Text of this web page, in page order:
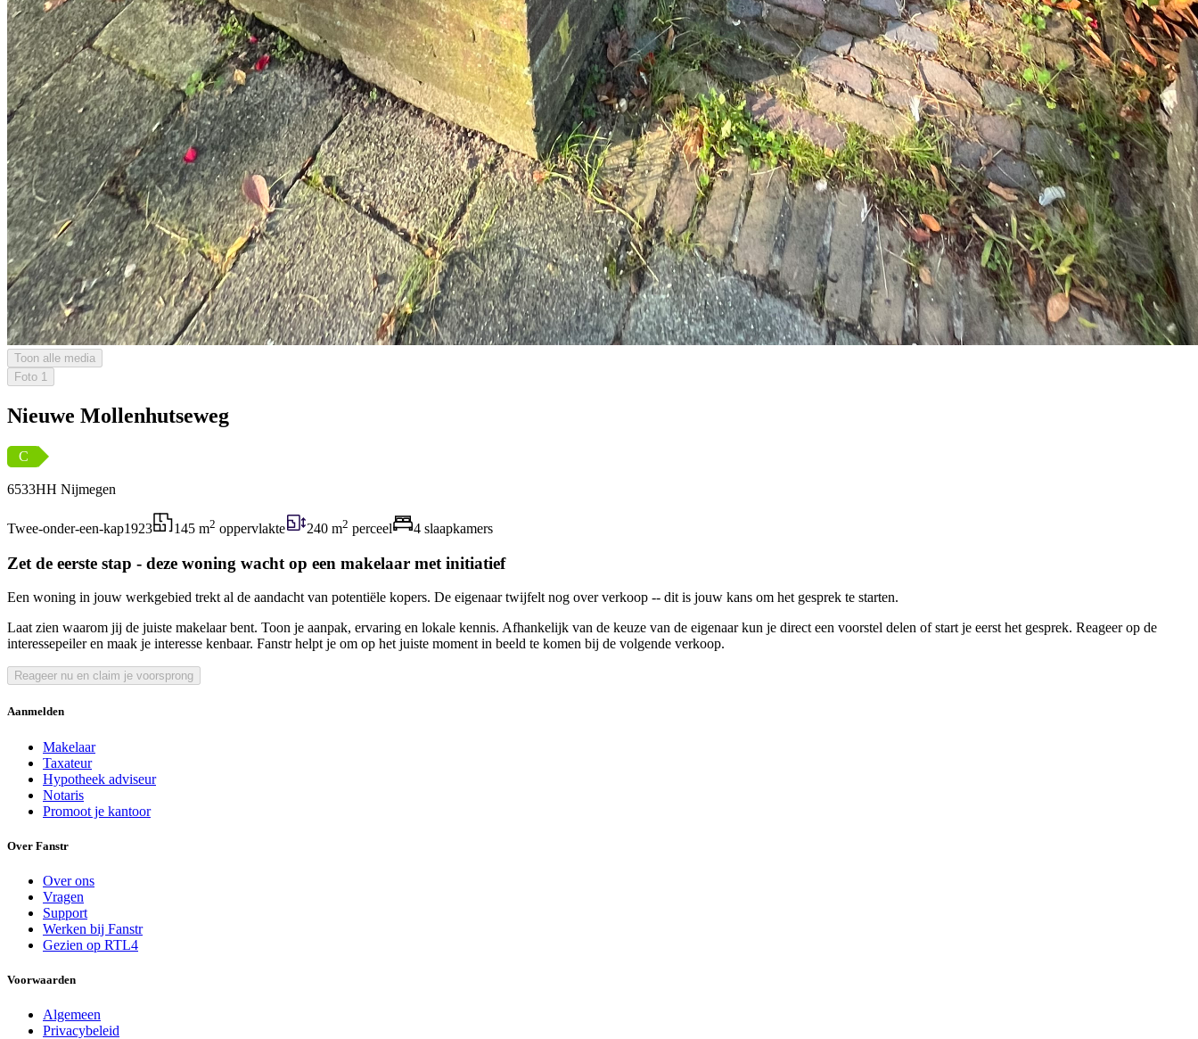
Toon alle media
Foto 1
Nieuwe Mollenhutseweg
C
6533HH Nijmegen
Twee-onder-een-kap1923 145 m2 oppervlakte 240 m2 perceel 4 slaapkamers
Zet de eerste stap - deze woning wacht op een makelaar met initiatief
Een woning in jouw werkgebied trekt al de aandacht van potentiële kopers. De eigenaar twijfelt nog over verkoop -- dit is jouw kans om het gesprek te starten.
Laat zien waarom jij de juiste makelaar bent. Toon je aanpak, ervaring en lokale kennis. Afhankelijk van de keuze van de eigenaar kun je direct een voorstel delen of start je eerst het gesprek. Reageer op de
interessepeiler en maak je interesse kenbaar. Fanstr helpt je om op het juiste moment in beeld te komen bij de volgende verkoop.
Reageer nu en claim je voorsprong
Aanmelden
Makelaar
Taxateur
Hypotheek adviseur
Notaris
Promoot je kantoor
Over Fanstr
Over ons
Vragen
Support
Werken bij Fanstr
Gezien op RTL4
Voorwaarden
Algemeen
Privacybeleid